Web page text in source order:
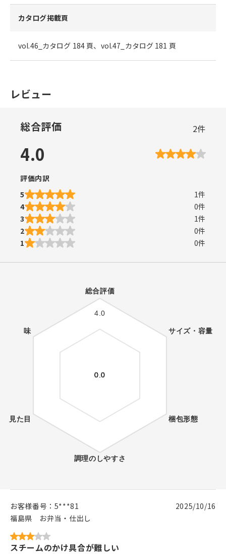
カタログ掲載頁
vol.46_カタログ 184 頁、vol.47_カタログ 181 頁
レビュー
総合評価 2件
4.0
評価内訳
5
1件
4
0件
3
1件
2
0件
1
0件
お客様番号： 5***81
福島県
お弁当・仕出し
2025/10/16
スチームのかけ具合が難しい